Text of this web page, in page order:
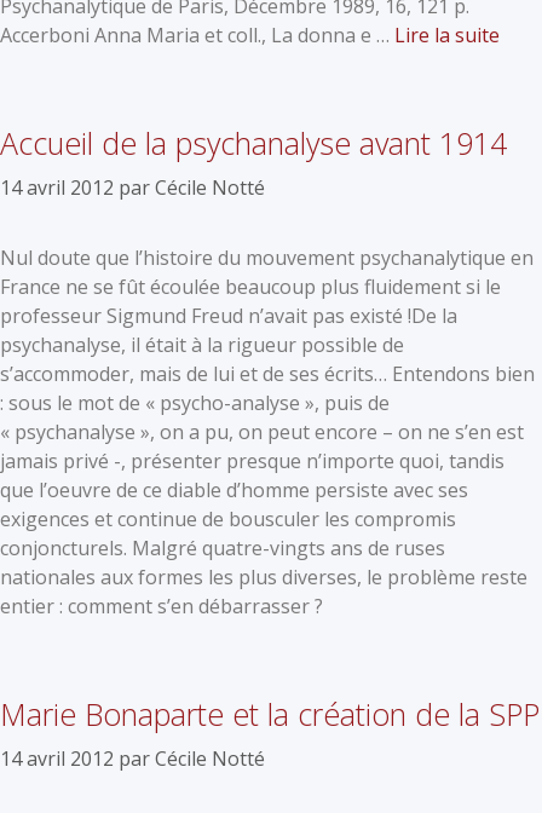
Psychanalytique de Paris, Décembre 1989, 16, 121 p.
Accerboni Anna Maria et coll., La donna e … Lire la suite
Accueil de la psychanalyse avant 1914
14 avril 2012 parCécile Notté
Nul doute que l’histoire du mouvement psychanalytique en
France ne se fût écoulée beaucoup plus fluidement si le
professeur Sigmund Freud n’avait pas existé !De la
psychanalyse, il était à la rigueur possible de
s’accommoder, mais de lui et de ses écrits… Entendons bien
: sous le mot de « psycho-analyse », puis de
« psychanalyse », on a pu, on peut encore – on ne s’en est
jamais privé -, présenter presque n’importe quoi, tandis
que l’oeuvre de ce diable d’homme persiste avec ses
exigences et continue de bousculer les compromis
conjoncturels. Malgré quatre-vingts ans de ruses
nationales aux formes les plus diverses, le problème reste
entier : comment s’en débarrasser ?
Marie Bonaparte et la création de la SPP
14 avril 2012 parCécile Notté